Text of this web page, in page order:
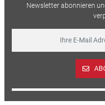
Newsletter abonnieren